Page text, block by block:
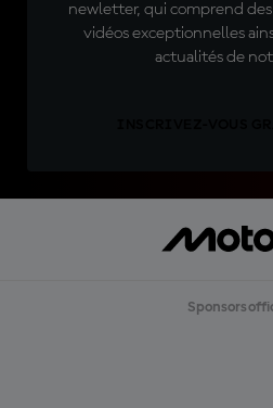
newletter, qui comprend des
vidéos exceptionnelles
actualités de
Sponsors